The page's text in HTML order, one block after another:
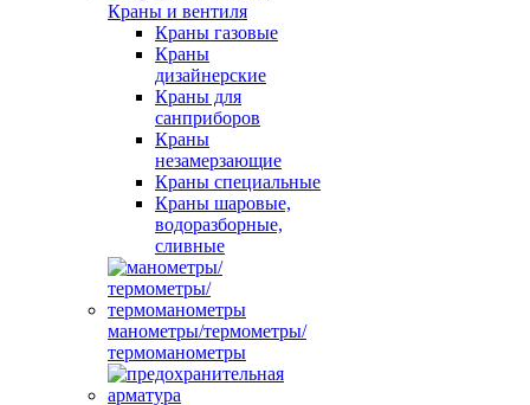
Краны и вентиля
Краны газовые
Краны
дизайнерские
Краны для
санприборов
Краны
незамерзающие
Краны специальные
Краны шаровые,
водоразборные,
сливные
манометры/термометры/
термоманометры